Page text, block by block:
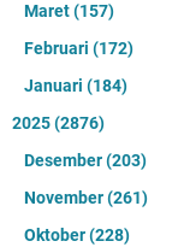
Maret(157)
Februari (172)
Januari (184)
2025(2876)
Desember(203)
November(261)
Oktober(228)